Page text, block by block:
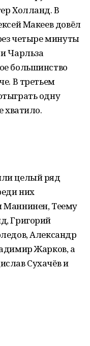
Холланд. В
Макеев довёл
четыре минуты
Чарльза
большинство
В третьем
одну
хватило.
целый ряд
них
Маннинен, Теему
Григорий
Александр
Жарков, а
Сухачёв и